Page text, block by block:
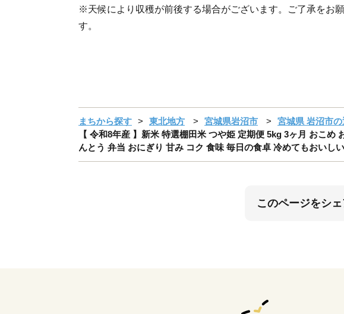
※天候により収穫が前後する場合がございます。ご了承をお
す。
まちから探す 東北地方 宮城県岩沼市
宮城県 岩沼市
【 令和8年産 】新米 特選棚田米 つや姫 定期便 5kg 3ヶ月 おこ
んとう 弁当 おにぎり 甘み コク 食味 毎日の食卓 冷めてもおいし
このページをシ